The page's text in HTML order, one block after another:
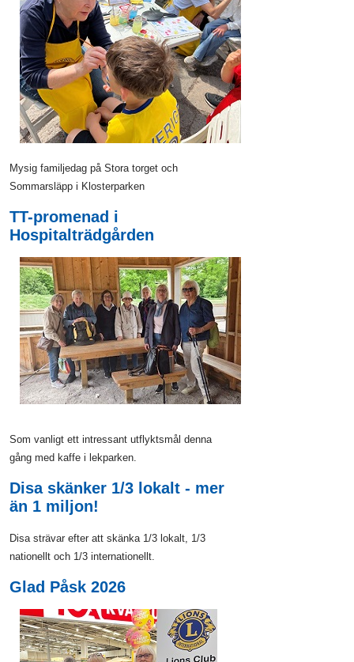
Mysig familjedag på Stora torget och
Sommarsläpp i Klosterparken
TT-promenad i
Hospitalträdgården
Som vanligt ett intressant utflyktsmål denna
gång med kaffe i lekparken.
Disa skänker 1/3 lokalt - mer
än 1 miljon!
Disa strävar efter att skänka 1/3 lokalt, 1/3
nationellt och 1/3 internationellt.
Glad Påsk 2026